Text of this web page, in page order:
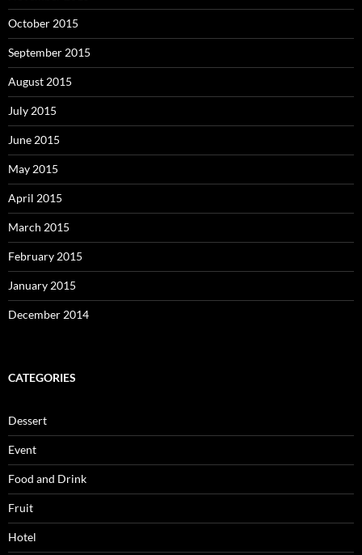
October 2015
September 2015
August 2015
July 2015
June 2015
May 2015
April 2015
March 2015
February 2015
January 2015
December 2014
CATEGORIES
Dessert
Event
Food and Drink
Fruit
Hotel